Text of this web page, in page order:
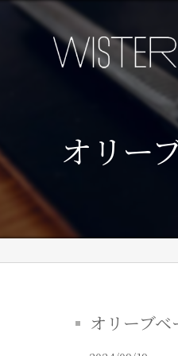
オリー
オリーブ